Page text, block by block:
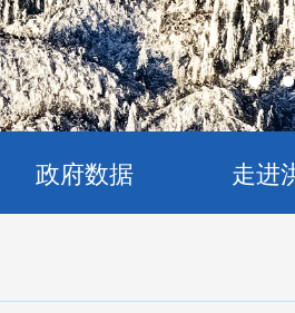
政府数据 走进